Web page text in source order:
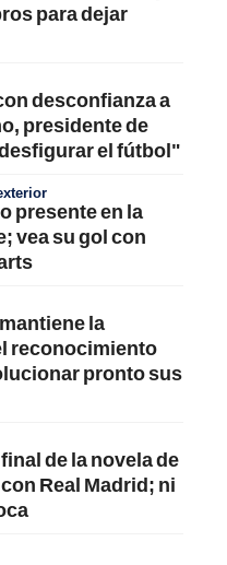
para dejar
desconfianza a
presidente de
el fútbol"
presente en la
vea su gol con
la
reconocimiento
pronto sus
de la novela de
Real Madrid; ni